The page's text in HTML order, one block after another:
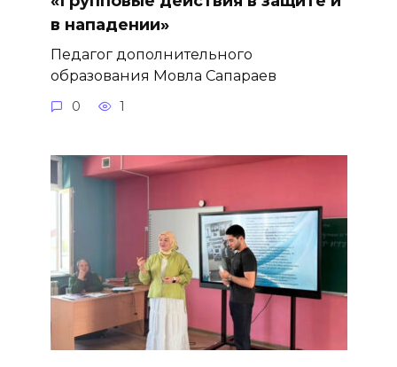
в нападении»
Педагог дополнительного
образования Мовла Сапараев
0 1